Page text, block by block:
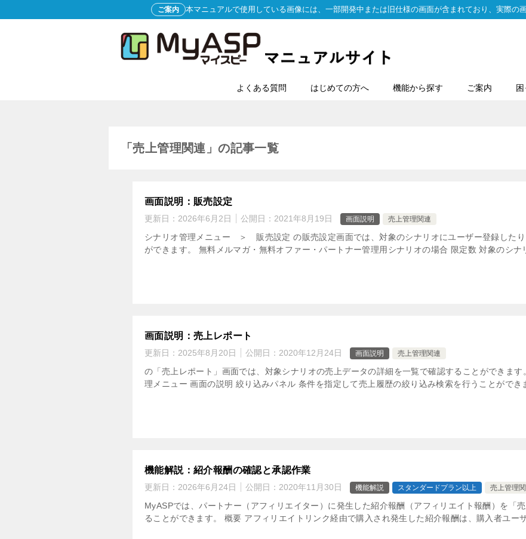
ご案内 本マニュアルで使用している画像には、一部開発中または旧仕様の画面が含まれており、実際の
よくある質問 はじめての方へ 機能から探す ご案内
「売上管理関連」の記事一覧
画面説明：販売設定
更新日： 2026年6月2日 公開日： 2021年8月19日 画面説明 売上管理関連
シナリオ管理メニュー ＞ 販売設定 の販売設定画面では、対象のシナリオにユーザー登録した
ができます。 無料メルマガ・無料オファー・パートナー管理用シナリオの場合 限定数 対象のシ
画面説明：売上レポート
更新日： 2025年8月20日 公開日： 2020年12月24日 画面説明 売上管理関連
の「売上レポート」画面では、対象シナリオの売上データの詳細を一覧で確認することができま
理メニュー 画面の説明 絞り込みパネル 条件を指定して売上履歴の絞り込み検索を行うことがで
機能解説：紹介報酬の確認と承認作業
更新日： 2026年6月24日 公開日： 2020年11月30日 機能解説 スタンダードプラン以上 売上管理
MyASPでは、パートナー（アフィリエイター）に発生した紹介報酬（アフィリエイト報酬）を「
ることができます。 概要 アフィリエイトリンク経由で購入され発生した紹介報酬は、購入者ユー